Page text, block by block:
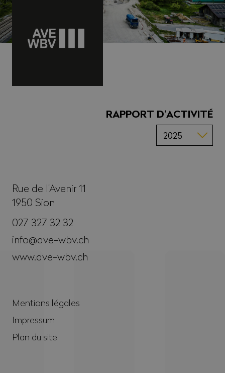
Rue de l’Avenir 11
1950 Sion
027 327 32 32
info@ave-wbv.ch
www.ave-wbv.ch
Mentions légales
Impressum
Plan du site
RAPPORT D'ACTIVITÉ